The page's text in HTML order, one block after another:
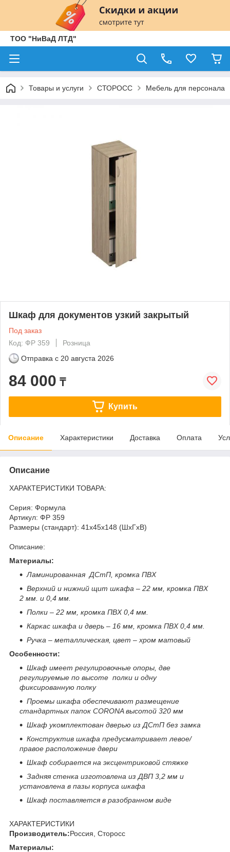
ТОО "НиВаД ЛТД"
Товары и услуги СТОРОСС Мебель для персонала
Шкаф для документов узкий закрытый
Под заказ
Код: ФР 359
Розница
Отправка с 20 августа 2026
84 000 ₸
Купить
Описание Характеристики Доставка Оплата
Описание
ХАРАКТЕРИСТИКИ ТОВАРА:
Серия: Формула
Артикул: ФР 359
Размеры (стандарт): 41x45x148 (ШхГхВ)
Описание:
Материалы:
Ламинированная ДСтП, кромка ПВХ
Верхний и нижний щит шкафа – 22 мм, кромка ПВХ
2 мм. и 0,4 мм.
Полки – 22 мм, кромка ПВХ 0,4 мм.
Каркас шкафа и дверь – 16 мм, кромка ПВХ 0,4 мм.
Ручка – металлическая, цвет – хром матовый
Особенности:
Шкаф имеет регулировочные опоры, две
регулируемые по высоте полки и одну
фиксированную полку
Проемы шкафа обеспечивают размещение
стандартных папок CORONAвысотой 320 мм
Шкаф укомплектован дверью из ДСтП без замка
Конструктив шкафа предусматривает левое/
правое расположение двери
Шкаф собирается на эксцентриковой стяжке
Задняя стенка изготовлена из ДВП 3,2 мм и
установлена в пазы корпуса шкафа
Шкаф поставляется в разобранном виде
ХАРАКТЕРИСТИКИ
Производитель:Россия, Сторосс
Материалы: